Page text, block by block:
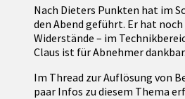
Nach Dieters Punkten hat im
den Abend geführt. Er hat
Widerstände – im
Claus ist für Abnehmer dankbar.
Im Thread zur Auflösung von
paar Infos zu diesem Thema